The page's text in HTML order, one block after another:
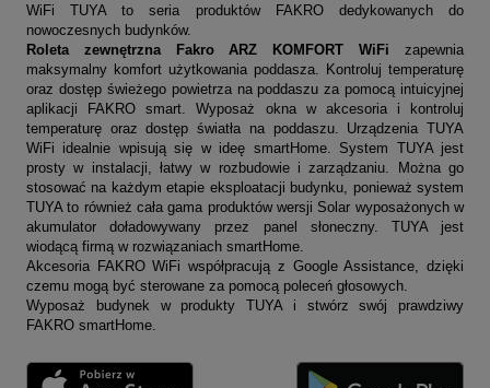
WiFi TUYA to seria produktów FAKRO dedykowanych do
nowoczesnych budynków.
Roleta zewnętrzna Fakro ARZ KOMFORT WiFi zapewnia
maksymalny komfort użytkowania poddasza. Kontroluj temperaturę
oraz dostęp świeżego powietrza na poddaszu za pomocą intuicyjnej
aplikacji FAKRO smart. Wyposaż okna w akcesoria i kontroluj
temperaturę oraz dostęp światła na poddaszu. Urządzenia TUYA
WiFi idealnie wpisują się w ideę smartHome. System TUYA jest
prosty w instalacji, łatwy w rozbudowie i zarządzaniu. Można go
stosować na każdym etapie eksploatacji budynku, ponieważ system
TUYA to również cała gama produktów wersji Solar wyposażonych w
akumulator doładowywany przez panel słoneczny. TUYA jest
wiodącą firmą w rozwiązaniach smartHome.
Akcesoria FAKRO WiFi współpracują z Google Assistance, dzięki
czemu mogą być sterowane za pomocą poleceń głosowych.
Wyposaż budynek w produkty TUYA i stwórz swój prawdziwy
FAKRO smartHome.